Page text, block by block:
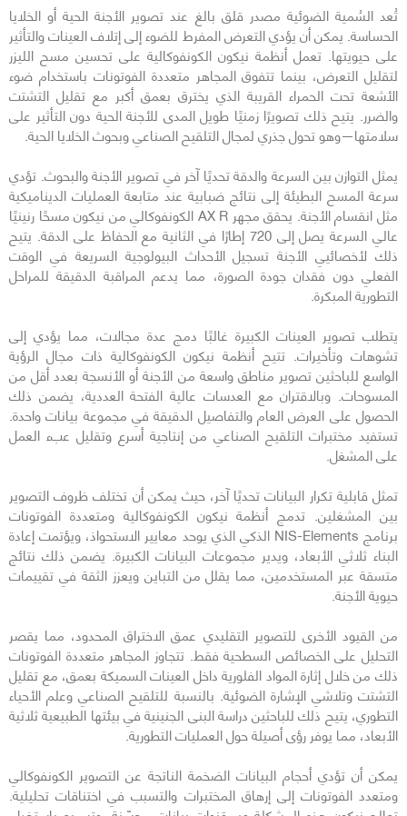
تُعد السُمية الضوئية مصدر قلق بالغ عند تصوير الأجنة الحية أو الخلايا
الحساسة. يمكن أن يؤدي التعرض المفرط للضوء إلى إتلاف العينات والتأثير
على حيويتها. تعمل أنظمة نيكون الكونفوكالية على تحسين مسح الليزر
لتقليل التعرض، بينما تتفوق المجاهر متعددة الفوتونات باستخدام ضوء
الأشعة تحت الحمراء القريبة الذي يخترق بعمق أكبر مع تقليل التشتت
والضرر. يتيح ذلك تصويرًا زمنيًا طويل المدى للأجنة الحية دون التأثير على
سلامتها—وهو تحول جذري لمجال التلقيح الصناعي وبحوث الخلايا الحية.
يمثل التوازن بين السرعة والدقة تحديًا آخر في تصوير الأجنة والبحوث. تؤدي
سرعة المسح البطيئة إلى نتائج ضبابية عند متابعة العمليات الديناميكية
مثل انقسام الأجنة. يحقق مجهر AX R الكونفوكالي من نيكون مسحًا رنينيًا
عالي السرعة يصل إلى 720 إطارًا في الثانية مع الحفاظ على الدقة. يتيح
ذلك لأخصائيي الأجنة تسجيل الأحداث البيولوجية السريعة في الوقت
الفعلي دون فقدان جودة الصورة، مما يدعم المراقبة الدقيقة للمراحل
التطورية المبكرة.
يتطلب تصوير العينات الكبيرة غالبًا دمج عدة مجالات، مما يؤدي إلى
تشوهات وتأخيرات. تتيح أنظمة نيكون الكونفوكالية ذات مجال الرؤية
الواسع للباحثين تصوير مناطق واسعة من الأجنة أو الأنسجة بعدد أقل من
المسوحات. وبالاقتران مع العدسات عالية الفتحة العددية، يضمن ذلك
الحصول على العرض العام والتفاصيل الدقيقة في مجموعة بيانات واحدة.
تستفيد مختبرات التلقيح الصناعي من إنتاجية أسرع وتقليل عبء العمل
على المشغل.
تمثل قابلية تكرار البيانات تحديًا آخر، حيث يمكن أن تختلف ظروف التصوير
بين المشغلين. تدمج أنظمة نيكون الكونفوكالية ومتعددة الفوتونات
برنامج NIS-Elements الذكي الذي يوحد معايير الاستحواذ، ويؤتمت إعادة
البناء ثلاثي الأبعاد، ويدير مجموعات البيانات الكبيرة. يضمن ذلك نتائج
متسقة عبر المستخدمين، مما يقلل من التباين ويعزز الثقة في تقييمات
حيوية الأجنة.
من القيود الأخرى للتصوير التقليدي عمق الاختراق المحدود، مما يقصر
التحليل على الخصائص السطحية فقط. تتجاوز المجاهر متعددة الفوتونات
ذلك من خلال إثارة المواد الفلورية داخل العينات السميكة بعمق، مع تقليل
التشتت وتلاشي الإشارة الضوئية. بالنسبة للتلقيح الصناعي وعلم الأحياء
التطوري، يتيح ذلك للباحثين دراسة البنى الجنينية في بيئتها الطبيعية ثلاثية
الأبعاد، مما يوفر رؤى أصيلة حول العمليات التطورية.
يمكن أن تؤدي أحجام البيانات الضخمة الناتجة عن التصوير الكونفوكالي
ومتعدد الفوتونات إلى إرهاق المختبرات والتسبب في اختناقات تحليلية.